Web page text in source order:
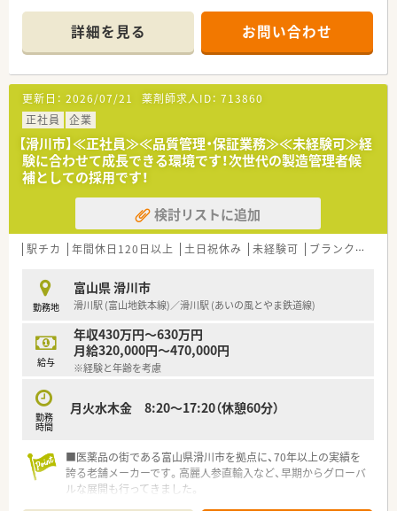
に信頼されるかかりつけ薬局を目指しています。
また、転居を伴う異動はなく、キャリアやライフプランの希望に
応じて、長く安心して働ける環境作りをしております。
＜店舗情報＞
整形外科の門前薬局です。ケガをしている方、足が不自由な方に
も車から降りずにご利用頂けるようにドライブスルーを設置し
ております。
枚数は160枚/日です。薬剤師6名、事務員さん5名の店舗です。
管理薬剤師は男性で、和やかな雰囲気の中就業できます！
＜プライベートも充実＞
年間休日は120日ございます！
日曜日・祝日も開局している店舗ですが、シフト制でしっかりお
休みいただけますので安心です。
勤務で働く女性も多数で女性にも嬉しい職場です！
詳細を見る お問い合わせ
更新日： 2026/07/21 薬剤師求人ID： 713860
正社員
企業
【滑川市】≪正社員≫≪品質管理・保証業務≫≪未経験可≫経
験に合わせて成長できる環境です！次世代の製造管理者候
補としての採用です！
検討リストに追加
駅チカ 年間休日120日以上 土日祝休み 未経験可 ブランク可
勤務地
富山県 滑川市
滑川駅 (富山地鉄本線)／滑川駅 (あいの風とやま鉄道線)
給与
年収430万円～630万円
月給320,000円～470,000円
※経験と年齢を考慮
勤務
時間
月火水木金 8:20～17:20（休憩60分）
■医薬品の街である富山県滑川市を拠点に、70年以上の実績を
誇る老舗メーカーです。高麗人参直輸入など、早期からグローバ
ルな展開も行ってきました。